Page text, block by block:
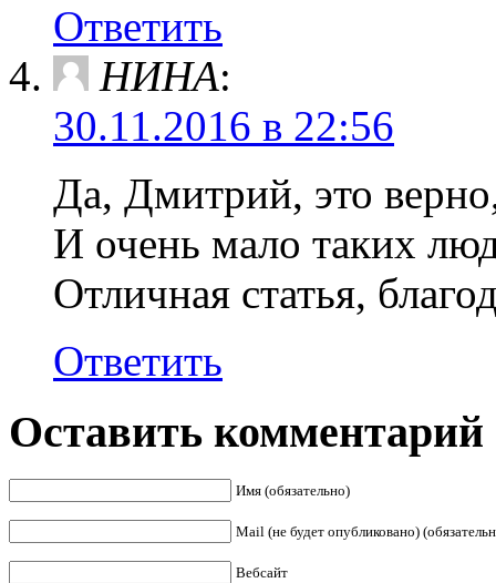
Ответить
НИНА:
30.11.2016 в 22:56
Да, Дмитрий, это
И очень мало таких
Отличная статья,
Ответить
Оставить комментарий
Имя (обязательно)
Mail (не будет опубликовано)
Вебсайт